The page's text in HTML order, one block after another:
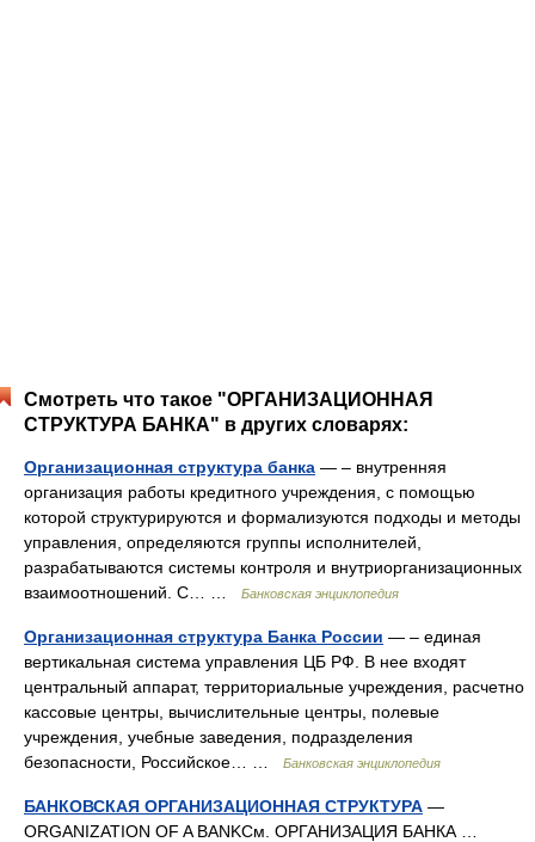
Смотреть что такое "ОРГАНИЗАЦИОННАЯ
СТРУКТУРА БАНКА" в других словарях:
Организационная структура банка — – внутренняя
организация работы кредитного учреждения, с помощью
которой структурируются и формализуются подходы и методы
управления, определяются группы исполнителей,
разрабатываются системы контроля и внутриорганизационных
взаимоотношений. С… …
Банковская энциклопедия
Организационная структура Банка России — – единая
вертикальная система управления ЦБ РФ. В нее входят
центральный аппарат, территориальные учреждения, расчетно
кассовые центры, вычислительные центры, полевые
учреждения, учебные заведения, подразделения
безопасности, Российское… …
Банковская энциклопедия
БАНКОВСКАЯ ОРГАНИЗАЦИОННАЯ СТРУКТУРА —
ORGANIZATION OF A BANKСм. ОРГАНИЗАЦИЯ БАНКА …